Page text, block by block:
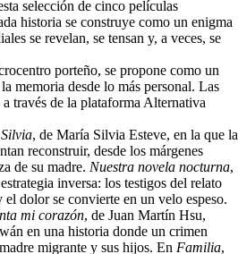
selección de cinco películas
historia se construye como un enigma
se revelan, se tensan y, a veces, se
porteño, se propone como un
memoria desde lo más personal. Las
través de la plataforma Alternativa
Silvia, de María Silvia Esteve, en la que la
reconstruir, desde los márgenes
de su madre. Nuestra novela nocturna,
inversa: los testigos del relato
el dolor se convierte en un velo espeso.
mi corazón, de Juan Martín Hsu,
en una historia donde un crimen
migrante y sus hijos. En Familia,